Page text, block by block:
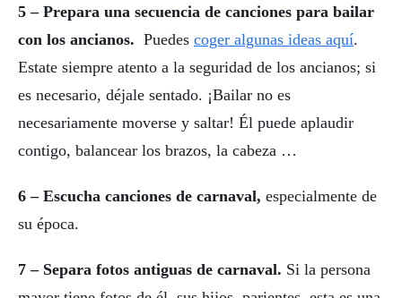
5 – Prepara una secuencia de canciones para bailar
con los ancianos. Puedes coger algunas ideas aquí.
Estate siempre atento a la seguridad de los ancianos; si
es necesario, déjale sentado. ¡Bailar no es
necesariamente moverse y saltar! Él puede aplaudir
contigo, balancear los brazos, la cabeza …
6 – Escucha canciones de carnaval, especialmente de
su época.
7 – Separa fotos antiguas de carnaval. Si la persona